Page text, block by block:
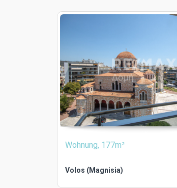
Wohnung, 177m²
Volos (Magnisia)